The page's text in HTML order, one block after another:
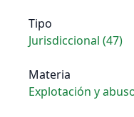
Tipo
Jurisdiccional (47)
Materia
Explotación y